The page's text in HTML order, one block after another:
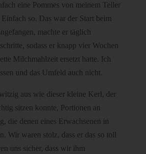
eine Pommes von meinem Teller
so. Das war der Start beim
machte er täglich
sodass er knapp vier Wochen
Milchmahlzeit ersetzt hatte. Ich
und das Umfeld auch nicht.
aus wie dieser kleine Kerl, der
sitzen konnte, Portionen an
die denen eines Erwachsenen in
Wir waren stolz, dass er das so toll
uns sicher, dass wir ihm